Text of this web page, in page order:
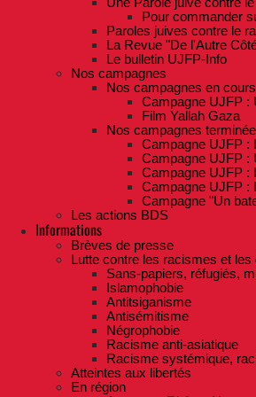
Pour commander
Paroles juives contre le
La Revue "De l'Autre
Le bulletin UJFP-Info
Nos campagnes
Nos campagnes en cours
Campagne UJFP :
Film Yallah Gaza
Nos campagnes
Campagne UJFP :
Campagne UJFP :
Campagne UJFP :
Campagne UJFP :
Campagne "Un
Les actions BDS
Informations
Brèves de presse
Lutte contre les racismes et les
Sans-papiers, réfugiés,
Islamophobie
Antitsiganisme
Antisémitisme
Négrophobie
Racisme anti-asiatique
Racisme systémique,
Atteintes aux libertés
En région